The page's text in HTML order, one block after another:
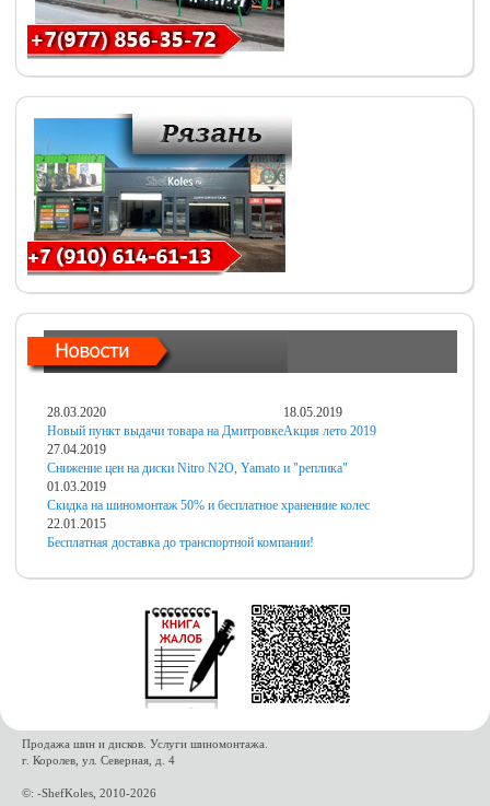
28.03.2020
Новый пункт выдачи товара на Дмитровке
18.05.2019
Акция лето 2019
27.04.2019
Снижение цен на диски Nitro N2O, Yamato и "реплика"
01.03.2019
Скидка на шиномонтаж 50% и бесплатное хранениие колес
22.01.2015
Бесплатная доставка до транспортной компании!
Продажа шин и дисков. Услуги шиномонтажа.
г. Королев, ул. Северная, д. 4
©: -ShefKoles, 2010-2026